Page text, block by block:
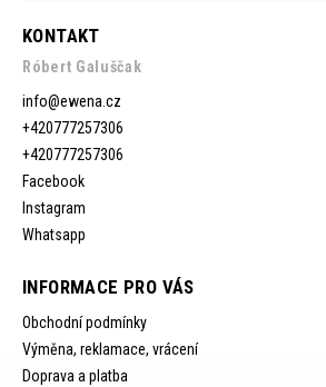
KONTAKT
Róbert Galuščak
info@ewena.cz
+420777257306
+420777257306
Facebook
Instagram
Whatsapp
INFORMACE PRO VÁS
Obchodní podmínky
Výměna, reklamace, vrácení
Doprava a platba